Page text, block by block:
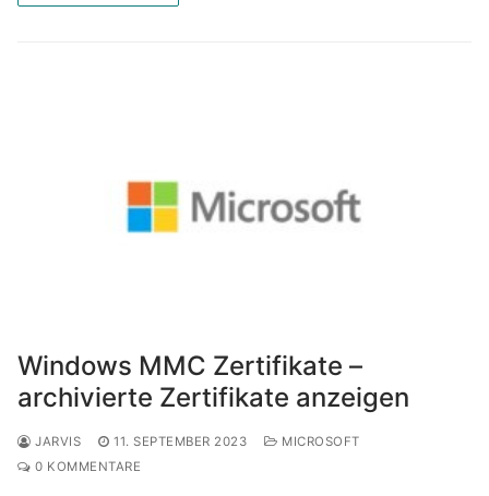
Windows MMC Zertifikate –
archivierte Zertifikate anzeigen
JARVIS 11. SEPTEMBER 2023
MICROSOFT
0 KOMMENTARE